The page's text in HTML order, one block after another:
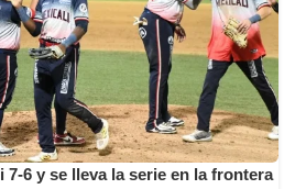
7-6 y se lleva la serie en la frontera